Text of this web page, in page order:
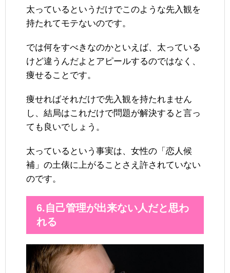
太っているというだけでこのような先入観を
持たれてモテないのです。
では何をすべきなのかといえば、太っている
けど違うんだよとアピールするのではなく、
痩せることです。
痩せればそれだけで先入観を持たれません
し、結局はこれだけで問題が解決すると言っ
ても良いでしょう。
太っているという事実は、女性の「恋人候
補」の土俵に上がることさえ許されていない
のです。
6.自己管理が出来ない人だと思わ
れる